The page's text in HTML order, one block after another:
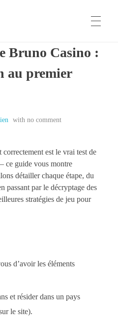
Bruno Casino :
au premier
with no comment
est le vrai test de
ce guide vous montre
détailler chaque étape, du
passant par le décryptage des
stratégies de jeu pour
d’avoir les éléments
et résider dans un pays
le site).